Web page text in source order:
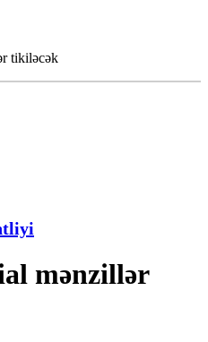
tikiləcək
mənzillər